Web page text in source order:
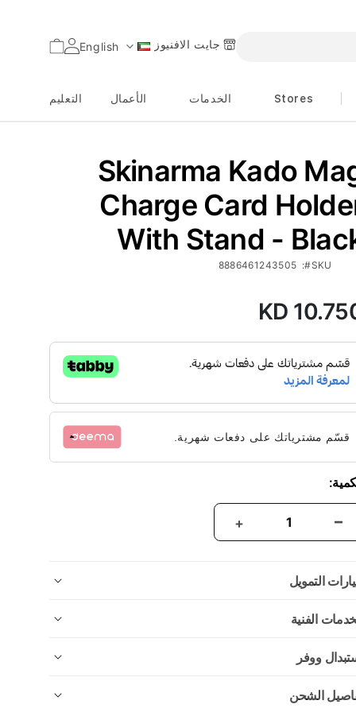
اللغة English جايت الافنيوز السلة
Stores الخدمات الأعمال التعليم
Skinarma Kado
Charge Card
With Stand -
KD
SKU
8886461243505
قسّم مشترياتك على دفعات شهرية.
التمويل
الفنية
ووفر
الشحن